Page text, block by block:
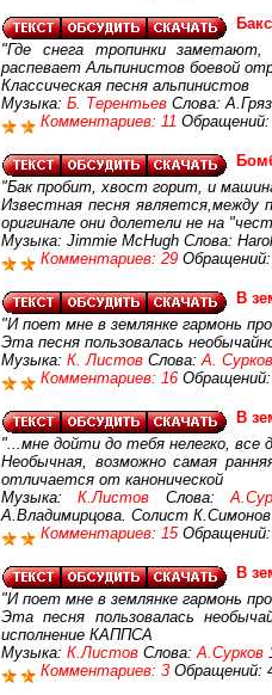
"Где снега тропинки
распевает Альпинистов боевой
Классическая песня альпинистов
Музыка: Б. Терентьев Слова:
Комментариев: 11 Обращений:
"Бак пробит, хвост горит, и
Известная песня является,между
оригинале они долетели не на
Музыка: Jimmie McHugh Слова:
Комментариев: 29 Обращений:
В
"И поет мне в землянке гармонь
Эта песня пользовалась
Музыка: К. Листов Слова:А. Сурков
Комментариев: 16 Обращений:
В
"...мне дойти до тебя нелегко, все
Необычная, возможно самая
отличается от канонической
Музыка:К.Листов Слова:
А.Владимирцова. Солист К.Симонов
Комментариев: 15 Обращений:
В
"И поет мне в землянке гармонь
Эта песня пользовалась
исполнение КАППСА
Музыка: К.Листов Слова:А.Сурков
Комментариев: 3 Обращений: